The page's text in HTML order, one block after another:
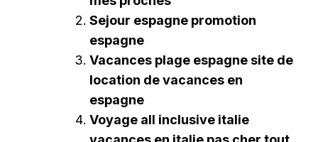
Sejour espagne promotion
espagne
Vacances plage espagne site de
location de vacances en
espagne
Voyage all inclusive italie